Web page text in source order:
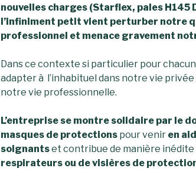
nouvelles charges (Starflex, pales H145
l’infiniment petit vient perturber notre
professionnel et menace gravement
Dans ce contexte si particulier pour
adapter à l’inhabituel dans notre vie
notre vie professionnelle.
L’entreprise se montre solidaire par le
masques de protections pour venir en
soignantset contribue de manière inédite
respirateurs ou de visières de